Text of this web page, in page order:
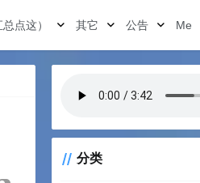
点这） 其它 公告 Me
分类